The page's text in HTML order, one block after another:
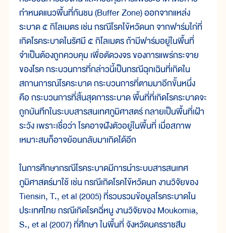
กำหนดแนวพื้นที่กันชน (Buffer Zone) ออกจากแหล่ง
ระบาด ๕ กิโลเมตร เช่น กรณีโรคไข้หวัดนก จากฟาร์มไก่ที่
เกิดโรคระบาดในรัศมี ๕ กิโลเมตร ถ้ามีฟาร์มอยู่ในพื้นที่
จำเป็นต้องถูกควบคุม เพื่อตัดวงจร ของการแพร่กระจาย
ของโรค กระบวนการที่กล่าวนี้เป็นกรณีฉุกเฉินที่เกิดใน
สถานการณ์โรคระบาด กระบวนการที่ตามมาอีกขั้นหนึ่ง
คือ กระบวนการที่สิ้นสุดการระบาด พื้นที่ที่เกิดโรคระบาดจะ
ถูกบันทึกในระบบสารสนเทศภูมิศาสตร์ กลายเป็นพื้นที่เฝ้า
ระวัง เพราะเชื่อว่า โรคอาจฝังตัวอยู่ในพื้นที่ เมื่อสภาพ
เหมาะสมก็อาจย้อนกลับมาเกิดได้อีก
ในการศึกษากรณีโรคระบาดมีการนำระบบสารสนเทศ
ภูมิศาสตร์มาใช้ เช่น กรณีเกิดโรคไข้หวัดนก งานวิจัยของ
Tiensin, T., et al (2005) ที่รวบรวมข้อมูลโรคระบาดใน
ประเทศไทย กรณีเกิดโรคฉี่หนู งานวิจัยของ Moukomia,
S., et al (2007) ที่ศึกษา ในพื้นที่ จังหวัดนครราชสีม